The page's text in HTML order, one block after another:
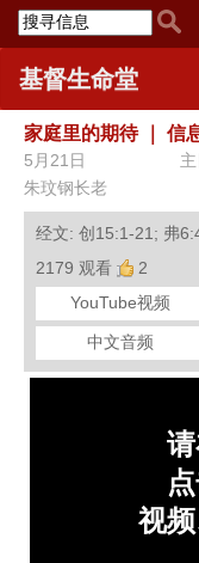
基督生命堂
家庭里的期待 信
5月21日
朱玟钢长老
经文: 创15:1-21; 弗
2179 观看
2
YouTube视频
中文音频